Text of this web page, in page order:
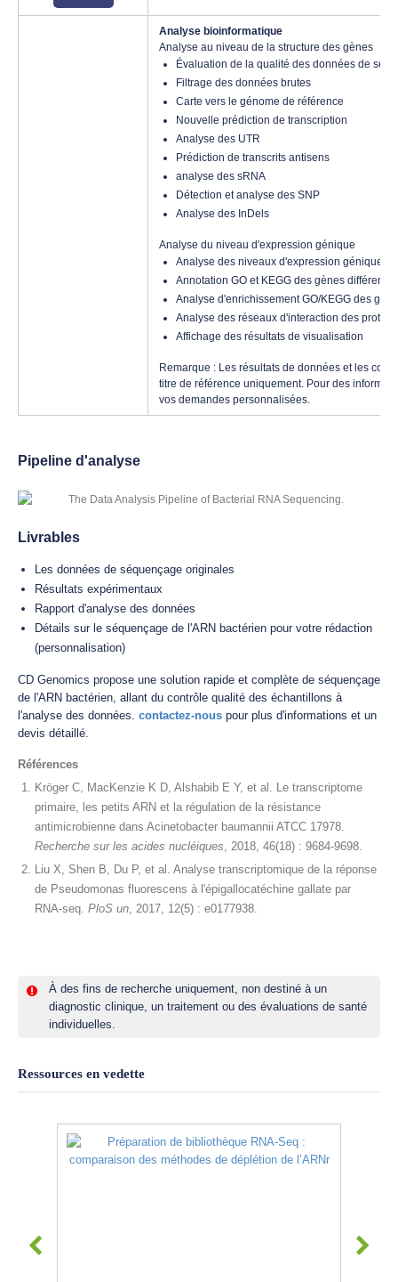
Analyse bioinformatique
Analyse au niveau de la structure des gènes
Évaluation de la qualité des données de
Filtrage des données brutes
Carte vers le génome de référence
Nouvelle prédiction de transcription
Analyse des UTR
Prédiction de transcrits antisens
analyse des sRNA
Détection et analyse des SNP
Analyse des InDels
Analyse du niveau d'expression génique
Analyse des niveaux d'expression génique
Annotation GO et KEGG des gènes
Analyse d'enrichissement GO/KEGG des
Analyse des réseaux d'interaction des
Affichage des résultats de visualisation
Remarque : Les résultats de données et les
titre de référence uniquement. Pour des
vos demandes personnalisées.
Pipeline d'analyse
Livrables
Les données de séquençage originales
Résultats expérimentaux
Rapport d'analyse des données
Détails sur le séquençage de l'ARN bactérien pour votre rédaction
(personnalisation)
CD Genomics propose une solution rapide et complète de séquençage
de l'ARN bactérien, allant du contrôle qualité des échantillons à
l'analyse des données. contactez-nous pour plus d'informations et un
devis détaillé.
Références
Kröger C, MacKenzie K D, Alshabib E Y, et al. Le transcriptome
primaire, les petits ARN et la régulation de la résistance
antimicrobienne dans Acinetobacter baumannii ATCC 17978.
Recherche sur les acides nucléiques, 2018, 46(18) : 9684-9698.
Liu X, Shen B, Du P, et al. Analyse transcriptomique de la réponse
de Pseudomonas fluorescens à l'épigallocatéchine gallate par
RNA-seq. PloS un, 2017, 12(5) : e0177938.
À des fins de recherche uniquement, non destiné à un
diagnostic clinique, un traitement ou des évaluations de santé
individuelles.
Ressources en vedette